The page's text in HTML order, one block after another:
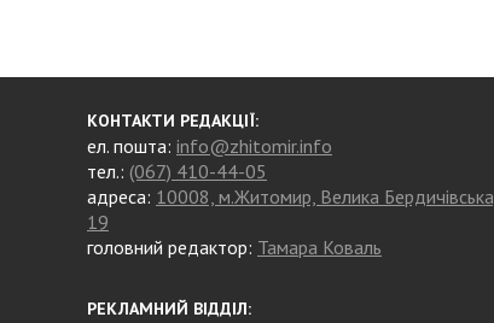
КОНТАКТИ РЕДАКЦІЇ:
ел. пошта: info@zhitomir.info
тел.: (067) 410-44-05
адреса: 10008, м.Житомир, Велика Бердичівська,
19
головний редактор: Тамара Коваль
РЕКЛАМНИЙ ВІДДІЛ: